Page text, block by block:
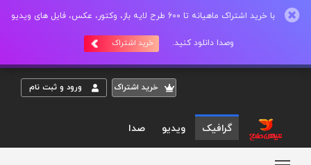
با خرید اشتراک ماهیانه تا 600 طرح لایه باز، وکتور، عکس، فایل های ویدیو
وصدا دانلود کنید. خرید اشتراک
خريد اشتراک ورود و ثبت نام
گرافیک ویدیو صدا